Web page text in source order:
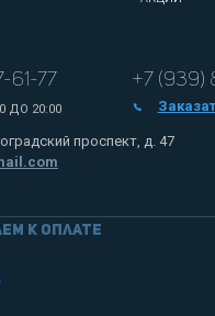
61-77
ДО 20:00
+7 (939)
проспект, д. 47
к оплате